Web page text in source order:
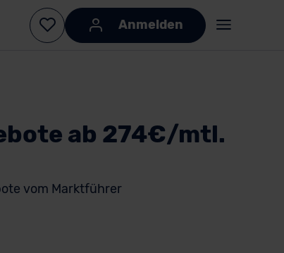
Anmelden
ab 274€/mtl.
vom Marktführer